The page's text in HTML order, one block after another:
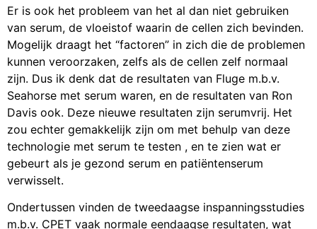
Er is ook het probleem van het al dan niet gebruiken
van serum, de vloeistof waarin de cellen zich bevinden.
Mogelijk draagt het “factoren” in zich die de problemen
kunnen veroorzaken, zelfs als de cellen zelf normaal
zijn. Dus ik denk dat de resultaten van Fluge m.b.v.
Seahorse met serum waren, en de resultaten van Ron
Davis ook. Deze nieuwe resultaten zijn serumvrij. Het
zou echter gemakkelijk zijn om met behulp van deze
technologie met serum te testen , en te zien wat er
gebeurt als je gezond serum en patiëntenserum
verwisselt.
Ondertussen vinden de tweedaagse inspanningsstudies
m.b.v. CPET vaak normale eendaagse resultaten, wat